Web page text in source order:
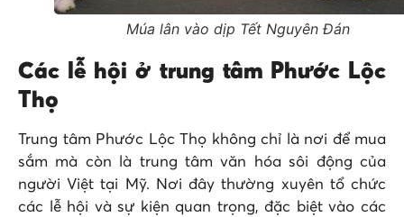
Múa lân vào dịp Tết Nguyên Đán
Các lễ hội ở trung tâm Phước Lộc
Thọ
Trung tâm Phước Lộc Thọ không chỉ là nơi để mua
sắm mà còn là trung tâm văn hóa sôi động của
người Việt tại Mỹ. Nơi đây thường xuyên tổ chức
các lễ hội và sự kiện quan trọng, đặc biệt vào các